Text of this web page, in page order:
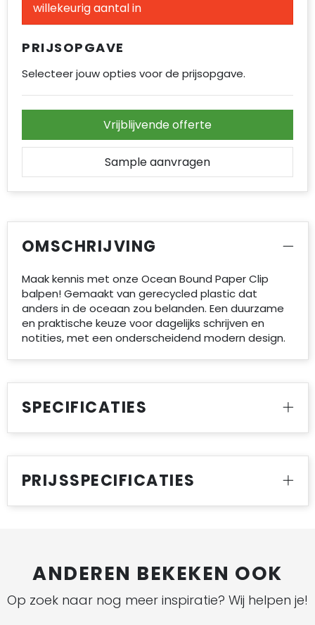
willekeurig aantal in
PRIJSOPGAVE
Selecteer jouw opties voor de prijsopgave.
Vrijblijvende offerte
Sample aanvragen
OMSCHRIJVING
Maak kennis met onze Ocean Bound Paper Clip
balpen! Gemaakt van gerecycled plastic dat
anders in de oceaan zou belanden. Een duurzame
en praktische keuze voor dagelijks schrijven en
notities, met een onderscheidend modern design.
SPECIFICATIES
PRIJSSPECIFICATIES
ANDEREN BEKEKEN OOK
Op zoek naar nog meer inspiratie? Wij helpen je!